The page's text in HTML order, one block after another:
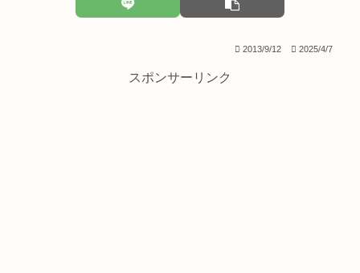
2013/9/12 2025/4/7
スポンサーリンク